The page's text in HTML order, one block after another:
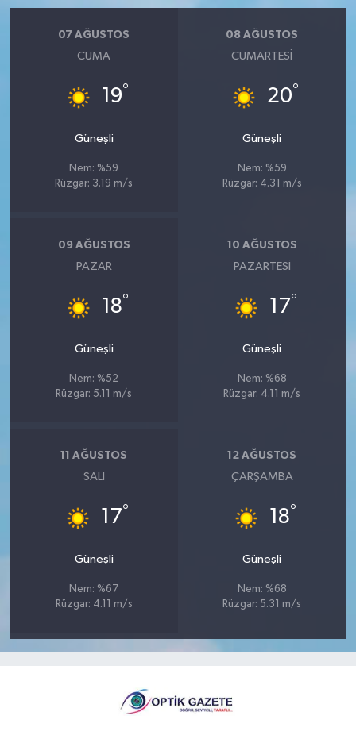
07 AĞUSTOS
CUMA
19°
Güneşli
Nem: %59
Rüzgar: 3.19 m/s
08 AĞUSTOS
CUMARTESI
20°
Güneşli
Nem: %59
Rüzgar: 4.31 m/s
09 AĞUSTOS
PAZAR
18°
Güneşli
Nem: %52
Rüzgar: 5.11 m/s
10 AĞUSTOS
PAZARTESI
17°
Güneşli
Nem: %68
Rüzgar: 4.11 m/s
11 AĞUSTOS
SALI
17°
Güneşli
Nem: %67
Rüzgar: 4.11 m/s
12 AĞUSTOS
ÇARŞAMBA
18°
Güneşli
Nem: %68
Rüzgar: 5.31 m/s